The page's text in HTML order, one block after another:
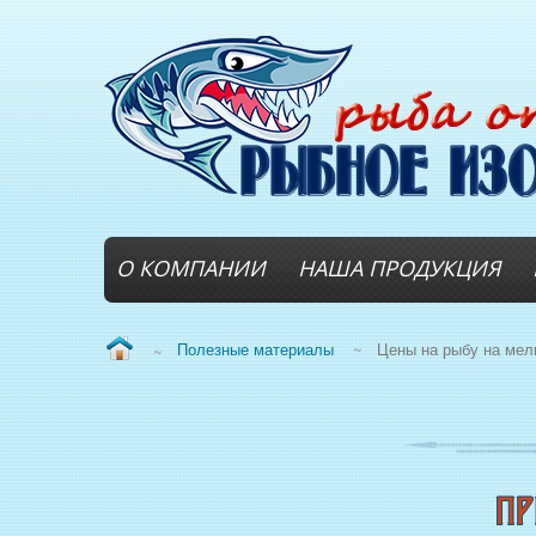
О КОМПАНИИ
ВОПРОС/ОТВЕТ
НАША ПРОДУКЦИЯ
НОВЫЙ КОПТИЛЬНЫЙ ЦЕХ
ОХЛАЖДЕННАЯ РЫБА
~ Полезные материалы ~ Цены на рыбу на